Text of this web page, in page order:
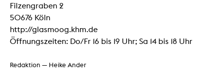
Filzengraben 2
50676 Köln
http://glasmoog.khm.de
Öffnungszeiten: Do/Fr 16 bis 19 Uhr; Sa 14 bis 18 Uhr
Redaktion — Heike Ander